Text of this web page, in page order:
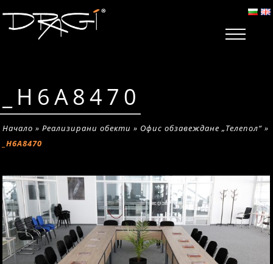
_H6A8470
Начало »Реализирани обекти » Офис обзавеждане „Телепол“ »
_H6A8470